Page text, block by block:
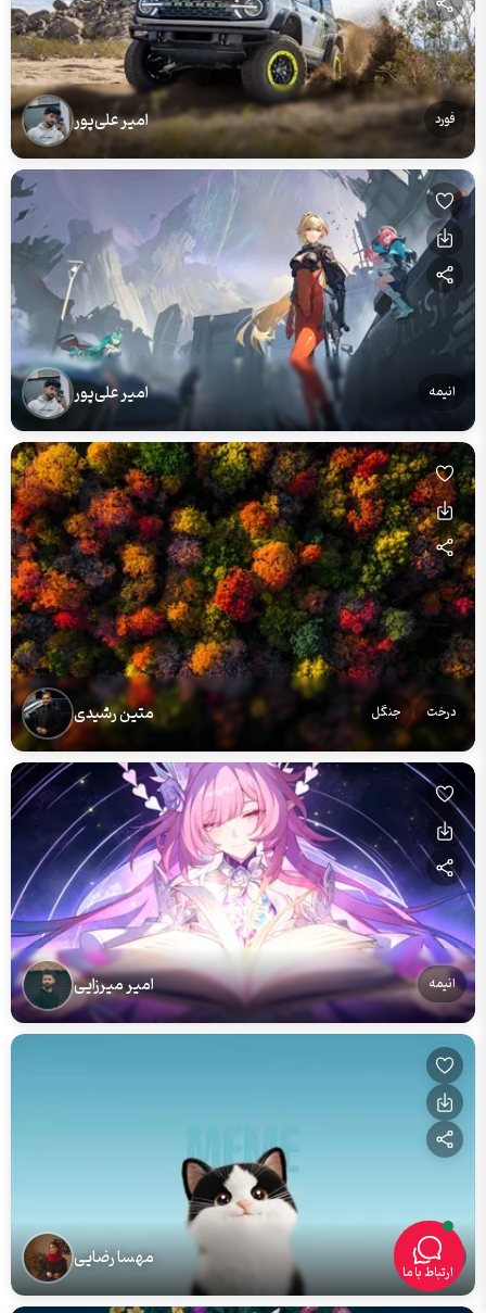
فورد امیر علی‌پور
انیمه امیر علی‌پور
درخت جنگل متین رشیدی
انیمه امیر میرزایی
گربه مهسا رضایی ارتباط با ما